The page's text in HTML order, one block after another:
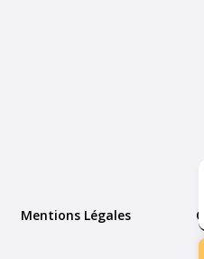
Mentions Légales